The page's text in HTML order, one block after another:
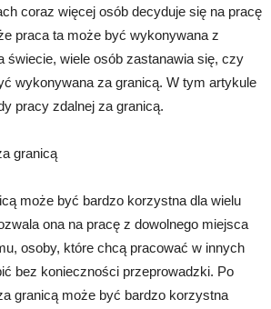
coraz więcej osób decyduje się na pracę
praca ta może być wykonywana z
świecie, wiele osób zastanawia się, czy
wykonywana za granicą. W tym artykule
pracy zdalnej za granicą.
granicą
może być bardzo korzystna dla wielu
ona na pracę z dowolnego miejsca
osoby, które chcą pracować w innych
bez konieczności przeprowadzki. Po
granicą może być bardzo korzystna